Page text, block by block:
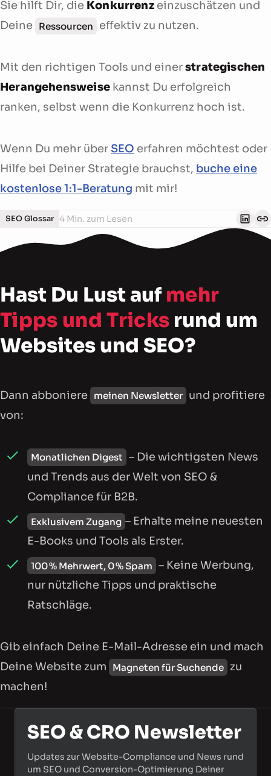
Sie hilft Dir, die Konkurrenzeinzuschätzen und
Deine Ressourcen effektiv zu nutzen.
Mit den richtigen Tools und einerstrategischen
Herangehensweisekannst Du erfolgreich
ranken, selbst wenn die Konkurrenz hoch ist.
Wenn Du mehr über SEO erfahren möchtest oder
Hilfe bei Deiner Strategie brauchst, buche eine
kostenlose 1:1-Beratung mit mir!
SEO Glossar 4 Min. zum Lesen
Hast Du Lust auf mehr
Tipps und Tricks rund um
Websites und SEO?
Dann abboniere meinen Newsletter und profitiere
von:
Monatlichen Digest – Die wichtigsten News
und Trends aus der Welt von SEO &
Compliance für B2B.
Exklusivem Zugang – Erhalte meine neuesten
E-Books und Tools als Erster.
100 % Mehrwert, 0 % Spam – Keine Werbung,
nur nützliche Tipps und praktische
Ratschläge.
Gib einfach Deine E-Mail-Adresse ein und mach
Deine Website zum
Magneten für Suchende zu
machen!
SEO & CRO Newsletter
Updates zur Website-Compliance und News rund
um SEO und Conversion-Optimierung Deiner